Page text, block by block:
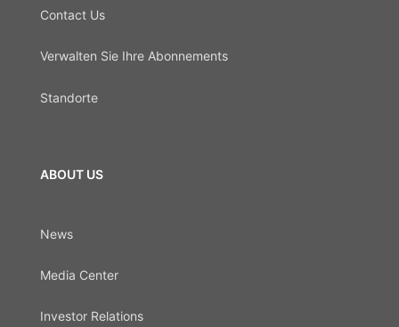
Contact Us
Verwalten Sie Ihre Abonnements
Standorte
ABOUT US
News
Media Center
Investor Relations